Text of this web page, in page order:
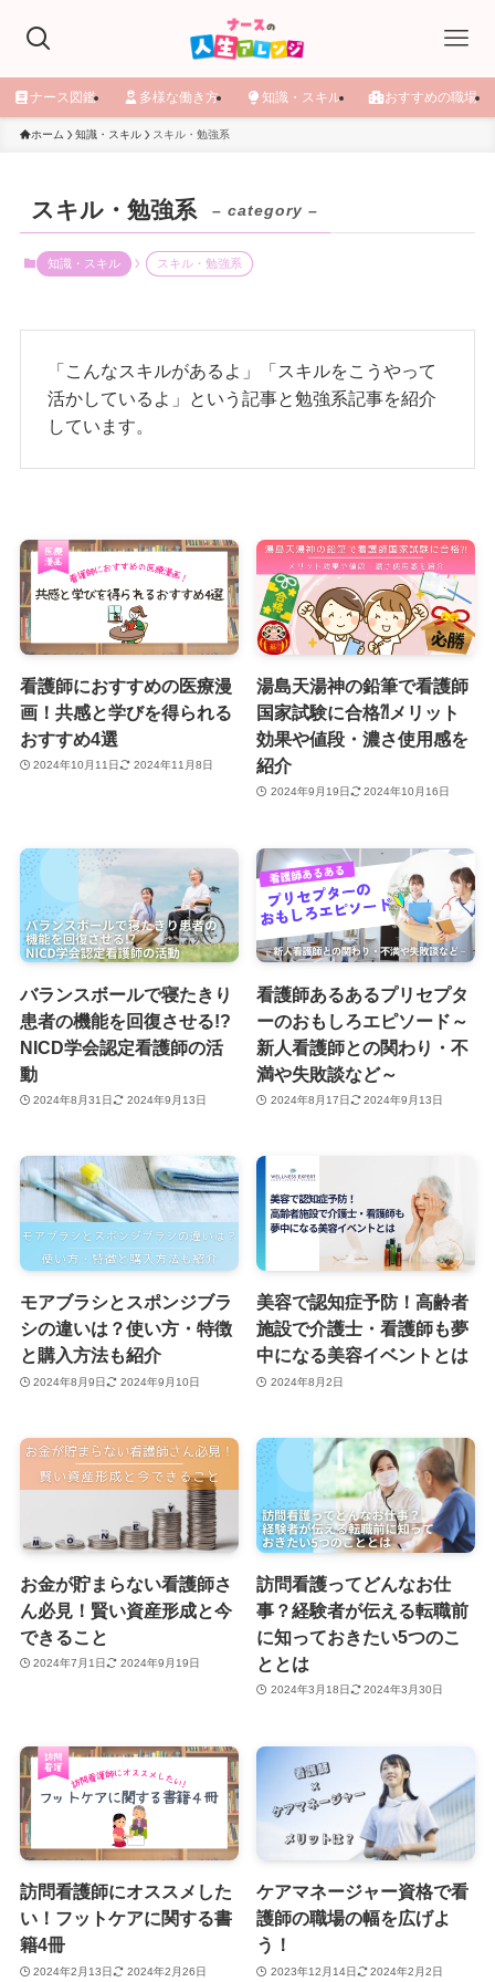
ナース図鑑 多様な働き方 知識・スキル おすすめの職場
ホーム 知識・スキル スキル・勉強系
スキル・勉強系 – category –
知識・スキル スキル・勉強系
「こんなスキルがあるよ」「スキルをこうやって
活かしているよ」という記事と勉強系記事を紹介
しています。
看護師におすすめの医療漫
画！共感と学びを得られる
おすすめ4選
2024年10月11日 2024年11月8日
湯島天湯神の鉛筆で看護師
国家試験に合格⁈メリット
効果や値段・濃さ使用感を
紹介
2024年9月19日 2024年10月16日
バランスボールで寝たきり
患者の機能を回復させる!?
NICD学会認定看護師の活
動
2024年8月31日 2024年9月13日
看護師あるあるプリセプタ
ーのおもしろエピソード～
新人看護師との関わり・不
満や失敗談など～
2024年8月17日 2024年9月13日
モアブラシとスポンジブラ
シの違いは？使い方・特徴
と購入方法も紹介
2024年8月9日 2024年9月10日
美容で認知症予防！高齢者
施設で介護士・看護師も夢
中になる美容イベントとは
2024年8月2日
お金が貯まらない看護師さ
ん必見！賢い資産形成と今
できること
2024年7月1日 2024年9月19日
訪問看護ってどんなお仕
事？経験者が伝える転職前
に知っておきたい5つのこ
ととは
2024年3月18日 2024年3月30日
訪問看護師にオススメした
い！フットケアに関する書
籍4冊
2024年2月13日 2024年2月26日
ケアマネージャー資格で看
護師の職場の幅を広げよ
う！
2023年12月14日 2024年2月2日